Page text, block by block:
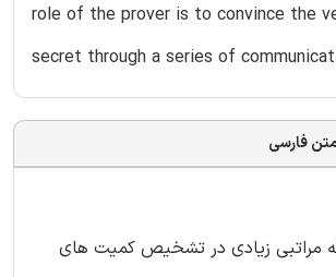
role of the prover is to convince the
secret through a series of
فارسی
مراتبی زیادی در تشخیص کمیت های